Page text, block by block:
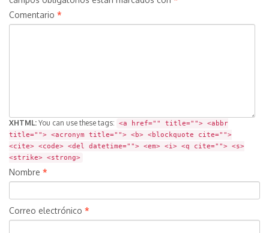
Comentario *
XHTML: You can use these tags:
<a href="" title=""> <abbr
title=""> <acronym title=""> <b> <blockquote cite="">
<cite> <code> <del datetime=""> <em> <i> <q cite=""> <s>
<strike> <strong>
Nombre *
Correo electrónico *